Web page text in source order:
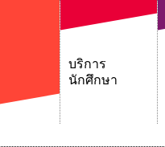
บริการ
นักศึกษา